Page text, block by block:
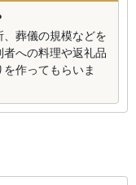
葬儀の規模などを
への料理や返礼品
作ってもらいま